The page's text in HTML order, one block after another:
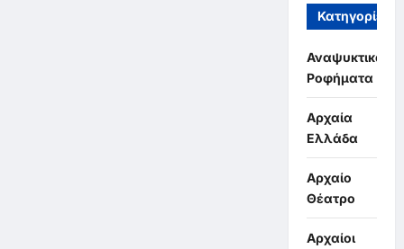
Κατηγορίες
Αναψυκτικά,
Ροφήματα
Αρχαία
Ελλάδα
Αρχαίο
Θέατρο
Αρχαίοι